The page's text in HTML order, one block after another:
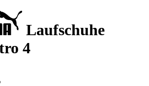
Laufschuhe
4